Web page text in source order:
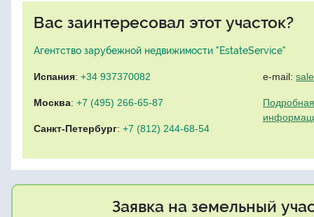
Вас заинтересовал этот участок?
Агентство зарубежной недвижимости "EstateService"
Испания: +34 937370082
Москва: +7 (495) 266-65-87
Санкт-Петербург: +7 (812) 244-68-54
e-mail:
Заявка на земельный